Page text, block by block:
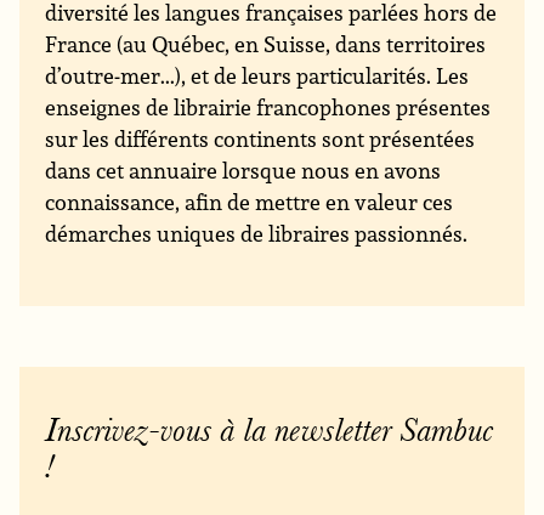
diversité les langues françaises parlées hors de
France (au Québec, en Suisse, dans territoires
d’outre-mer...), et de leurs particularités. Les
enseignes de librairie francophones présentes
sur les différents continents sont présentées
dans cet annuaire lorsque nous en avons
connaissance, afin de mettre en valeur ces
démarches uniques de libraires passionnés.
Inscrivez-vous à la newsletter Sambuc
!